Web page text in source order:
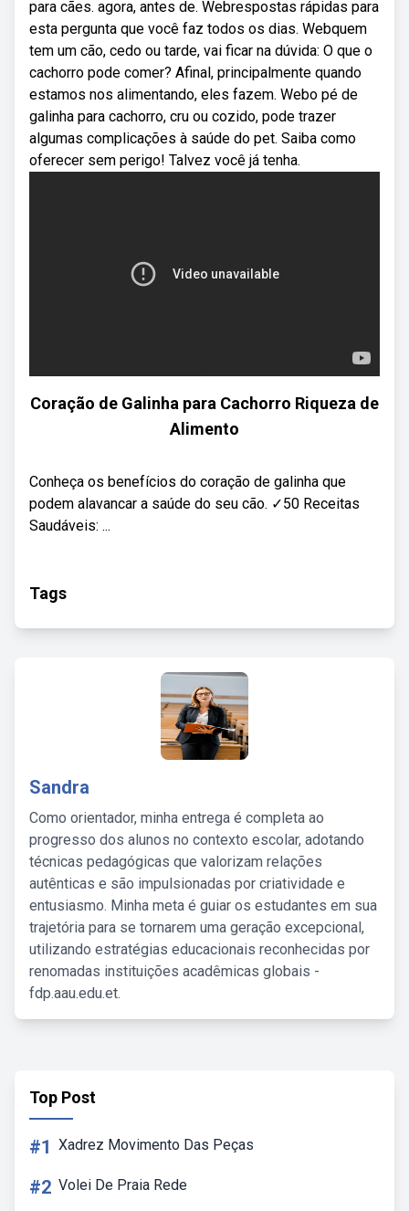
para cães. agora, antes de. Webrespostas rápidas para
esta pergunta que você faz todos os dias. Webquem
tem um cão, cedo ou tarde, vai ficar na dúvida: O que o
cachorro pode comer? Afinal, principalmente quando
estamos nos alimentando, eles fazem. Webo pé de
galinha para cachorro, cru ou cozido, pode trazer
algumas complicações à saúde do pet. Saiba como
oferecer sem perigo! Talvez você já tenha.
Coração de Galinha para Cachorro Riqueza de
Alimento
Conheça os benefícios do coração de galinha que
podem alavancar a saúde do seu cão. ✓50 Receitas
Saudáveis: ...
Tags
Sandra
Como orientador, minha entrega é completa ao
progresso dos alunos no contexto escolar, adotando
técnicas pedagógicas que valorizam relações
autênticas e são impulsionadas por criatividade e
entusiasmo. Minha meta é guiar os estudantes em sua
trajetória para se tornarem uma geração excepcional,
utilizando estratégias educacionais reconhecidas por
renomadas instituições acadêmicas globais -
fdp.aau.edu.et.
Top Post
#1 Xadrez Movimento Das Peças
#2 Volei De Praia Rede